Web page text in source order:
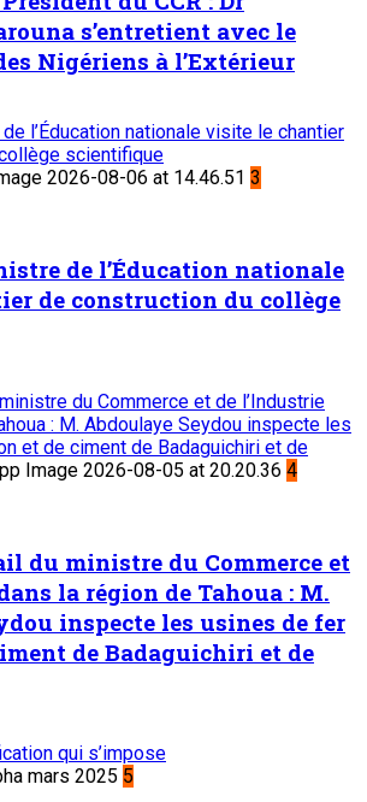
s’entretient avec le
Nigériens à l’Extérieur
l’Éducation nationale visite le chantier
scientifique
3
de l’Éducation nationale
de construction du collège
du Commerce et de l’Industrie
: M. Abdoulaye Seydou inspecte les
et de ciment de Badaguichiri et de
4
du ministre du Commerce et
la région de Tahoua : M.
inspecte les usines de fer
de Badaguichiri et de
qui s’impose
5